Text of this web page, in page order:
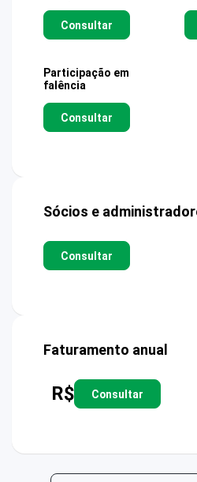
Consultar
Participação em
falência
Consultar
Sócios e
Consultar
Faturamento anual
R$ Consultar